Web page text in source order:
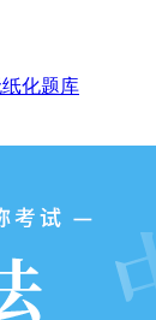
化题库